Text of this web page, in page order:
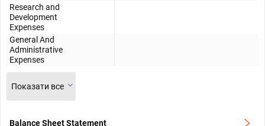
Research and
Development
Expenses
General And
Administrative
Expenses
Показати все
Balance Sheet Statement